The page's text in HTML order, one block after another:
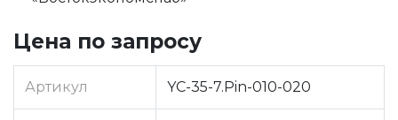
Цена по запросу
Артикул YC-35-7.Pin-010-020